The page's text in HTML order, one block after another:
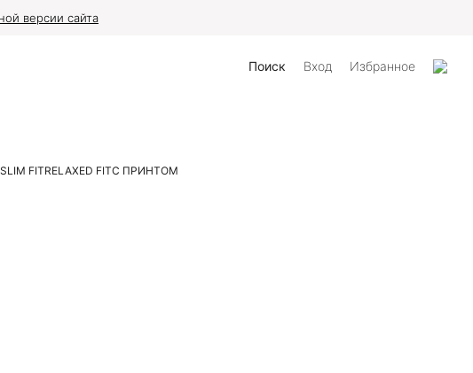
версии сайта
Поиск Вход Избранное
SLIM FITRELAXED FITС ПРИНТОМ